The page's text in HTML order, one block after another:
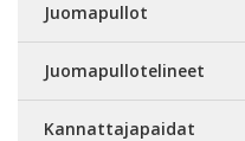
Juomapullot
Juomapullotelineet
Kannattajapaidat